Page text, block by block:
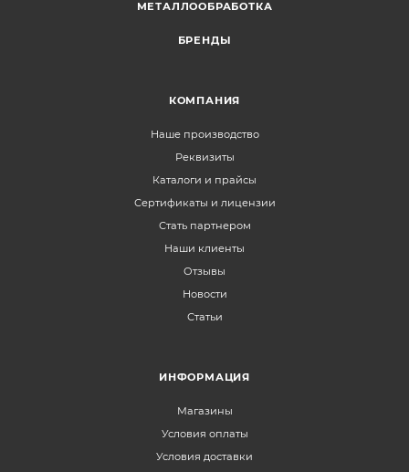
МЕТАЛЛООБРАБОТКА
БРЕНДЫ
КОМПАНИЯ
Наше производство
Реквизиты
Каталоги и прайсы
Сертификаты и лицензии
Стать партнером
Наши клиенты
Отзывы
Новости
Статьи
ИНФОРМАЦИЯ
Магазины
Условия оплаты
Условия доставки